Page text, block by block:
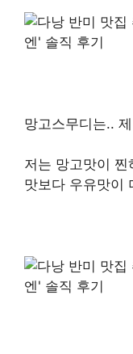
망고스무디는..
저는 망고맛이
맛보다 우유맛이